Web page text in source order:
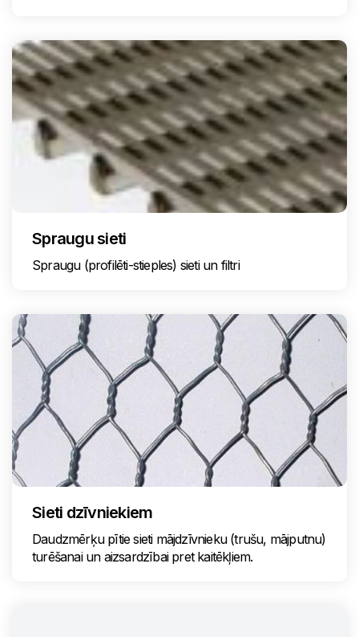
Spraugu sieti
Spraugu (profilēti-stieples) sieti un filtri
Sieti dzīvniekiem
Daudzmērķu pītie sieti mājdzīvnieku (trušu, mājputnu)
turēšanai un aizsardzībai pret kaitēkļiem.